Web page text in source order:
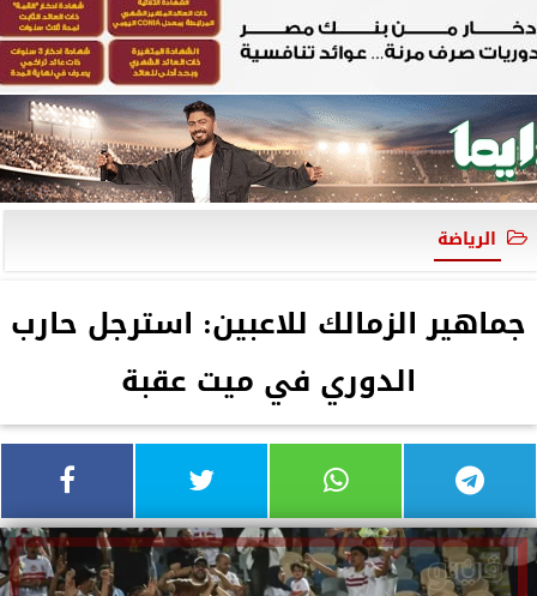
الرياضة
جماهير الزمالك للاعبين: استرجل حارب
الدوري في ميت عقبة